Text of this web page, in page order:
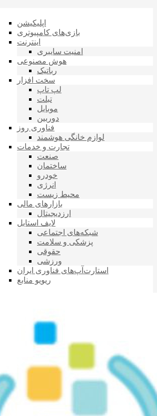
اپلیکیشن
بازی‌های کامپیوتری
اینترنت
امنیت سایبری
هوش مصنوعی
رباتیک
سخت افزار
لپ تاپ
تبلت
موبایل
دوربین
فناوری روز
لوازم خانگی هوشمند
تجارت و خدمات
صنعت
ساختمان
خودرو
انرژی
محیط زیست
بازارهای مالی
ارزدیجیتال
لایف استایل
شبکه‌های اجتماعی
پزشکی و سلامت
حقوقی
ورزشی
استارت‌آپ‌های فناوری ایران
ریویو منابع